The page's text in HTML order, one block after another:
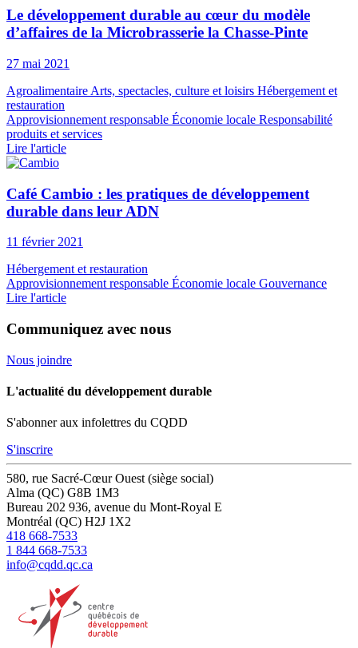
Le développement durable au cœur du modèle
d’affaires de la Microbrasserie la Chasse-Pinte
27 mai 2021
Agroalimentaire Arts, spectacles, culture et loisirs Hébergement et
restauration
Approvisionnement responsable Économie locale Responsabilité
produits et services
Lire l'article
Café Cambio : les pratiques de développement
durable dans leur ADN
11 février 2021
Hébergement et restauration
Approvisionnement responsable Économie locale Gouvernance
Lire l'article
Communiquez avec nous
Nous joindre
L'actualité du développement durable
S'abonner aux infolettres du CQDD
S'inscrire
580, rue Sacré-Cœur Ouest (siège social)
Alma (QC) G8B 1M3
Bureau 202 936, avenue du Mont-Royal E
Montréal (QC) H2J 1X2
418 668-7533
1 844 668-7533
info@cqdd.qc.ca